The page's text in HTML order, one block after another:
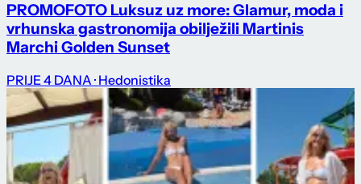
PROMOFOTO Luksuz uz more: Glamur, moda i
vrhunska gastronomija obilježili Martinis
Marchi Golden Sunset
PRIJE 4 DANA · Hedonistika